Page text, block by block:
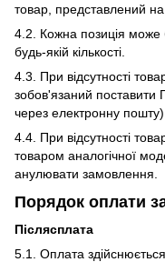
товар, представлений на
4.2. Кожна позиція може
будь-якій кількості.
4.3. При відсутності
зобов'язаний
через електронну пошту).
4.4. При відсутності
товаром аналогічної
анулювати замовлення.
Порядок оплати
Післясплата
5.1. Оплата